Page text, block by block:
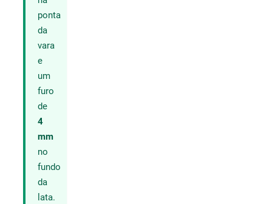
ponta
da
vara
e
um
furo
de
4
mm
no
fundo
da
lata.